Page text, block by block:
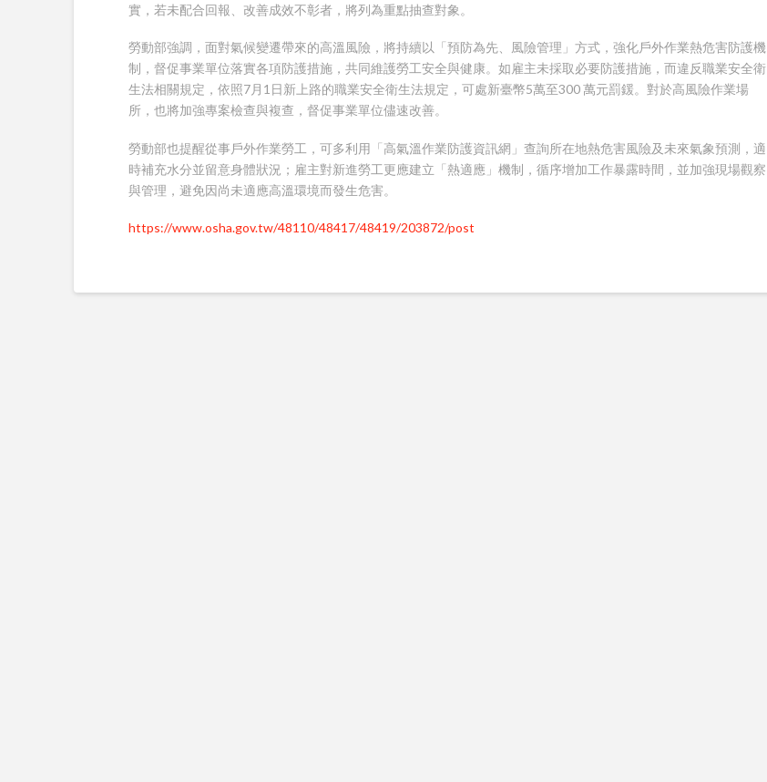
實，若未配合回報、改善成效不彰者，將列為重點抽查對象。
勞動部強調，面對氣候變遷帶來的高溫風險，將持續以「預防為先、風險管理」方式，強化戶外作業熱危害防護機
制，督促事業單位落實各項防護措施，共同維護勞工安全與健康。如雇主未採取必要防護措施，而違反職業安全衛
生法相關規定，依照7月1日新上路的職業安全衛生法規定，可處新臺幣5萬至300 萬元罰鍰。對於高風險作業場
所，也將加強專案檢查與複查，督促事業單位儘速改善。
勞動部也提醒從事戶外作業勞工，可多利用「高氣溫作業防護資訊網」查詢所在地熱危害風險及未來氣象預測，適
時補充水分並留意身體狀況；雇主對新進勞工更應建立「熱適應」機制，循序增加工作暴露時間，並加強現場觀察
與管理，避免因尚未適應高溫環境而發生危害。
https://www.osha.gov.tw/48110/48417/48419/203872/post